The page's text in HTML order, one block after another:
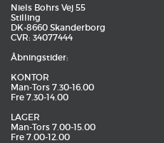
Niels Bohrs Vej 55
Stilling
DK-8660 Skanderborg
CVR: 34077444
Åbningstider:
KONTOR
Man-Tors 7.30-16.00
Fre 7.30-14.00
LAGER
Man-Tors 7.00-15.00
Fre 7.00-12.00